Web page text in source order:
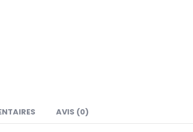
AVIS (0)